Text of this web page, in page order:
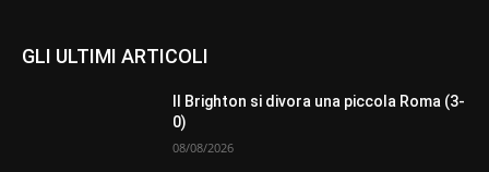
GLI ULTIMI ARTICOLI
Il Brighton si divora una piccola Roma (3-
0)
08/08/2026